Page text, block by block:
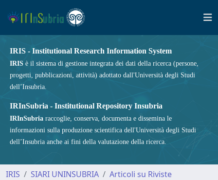
IRIS - Institutional Research Information System
IRIS è il sistema di gestione integrata dei dati della ricerca (persone,
progetti, pubblicazioni, attività) adottato dall'Università degli Studi
dell’Insubria.
IRInSubria - Institutional Repository Insubria
IRInSubria raccoglie, conserva, documenta e dissemina le
informazioni sulla produzione scientifica dell'Università degli Studi
dell’Insubria anche ai fini della valutazione della ricerca.
IRIS SIARI UNINSUBRIA
Articoli su Riviste